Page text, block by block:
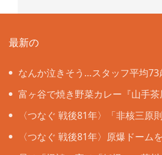
最新の
なんか泣きそう…スタッフ平均
CHA＆Ba-CHA」は年齢の壁も国境
富ヶ谷で焼き野菜カレー『山手
〈つなぐ 戦後81年〉「非核三原
い」 被爆者ら目黒で「平和の石の
〈つなぐ 戦後81年〉原爆ドー